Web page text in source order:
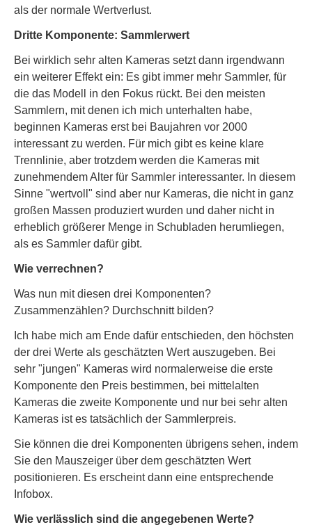
als der normale Wertverlust.
Dritte Komponente: Sammlerwert
Bei wirklich sehr alten Kameras setzt dann irgendwann
ein weiterer Effekt ein: Es gibt immer mehr Sammler, für
die das Modell in den Fokus rückt. Bei den meisten
Sammlern, mit denen ich mich unterhalten habe,
beginnen Kameras erst bei Baujahren vor 2000
interessant zu werden. Für mich gibt es keine klare
Trennlinie, aber trotzdem werden die Kameras mit
zunehmendem Alter für Sammler interessanter. In diesem
Sinne "wertvoll" sind aber nur Kameras, die nicht in ganz
großen Massen produziert wurden und daher nicht in
erheblich größerer Menge in Schubladen herumliegen,
als es Sammler dafür gibt.
Wie verrechnen?
Was nun mit diesen drei Komponenten?
Zusammenzählen? Durchschnitt bilden?
Ich habe mich am Ende dafür entschieden, den höchsten
der drei Werte als geschätzten Wert auszugeben. Bei
sehr "jungen" Kameras wird normalerweise die erste
Komponente den Preis bestimmen, bei mittelalten
Kameras die zweite Komponente und nur bei sehr alten
Kameras ist es tatsächlich der Sammlerpreis.
Sie können die drei Komponenten übrigens sehen, indem
Sie den Mauszeiger über dem geschätzten Wert
positionieren. Es erscheint dann eine entsprechende
Infobox.
Wie verlässlich sind die angegebenen Werte?